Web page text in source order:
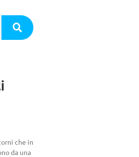
che in
da una